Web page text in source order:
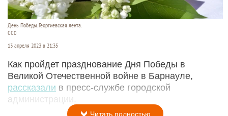
День Победы. Георгиевская лента.
CC0
13 апреля 2023 в 21:35
Как пройдет празднование Дня Победы в
Великой Отечественной войне в Барнауле,
рассказали в пресс-службе городской
администрации.
Читать полностью